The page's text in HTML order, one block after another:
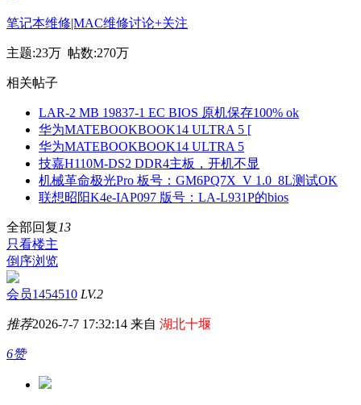
笔记本维修|MAC维修讨论+关注
主题:23万 帖数:270万
相关帖子
LAR-2 MB 19837-1 EC BIOS 原机保存100% ok
华为MATEBOOKBOOK14 ULTRA 5 [
华为MATEBOOKBOOK14 ULTRA 5
技嘉H110M-DS2 DDR4主板，开机不显
机械革命极光Pro 板号：GM6PQ7X_V 1.0_8L测试OK
联想昭阳K4e-IAP097 版号：LA-L931P的bios
全部回复 13
只看楼主
倒序浏览
会员1454510 LV.2
推荐2026-7-7 17:32:14 来自 湖北十堰
6赞